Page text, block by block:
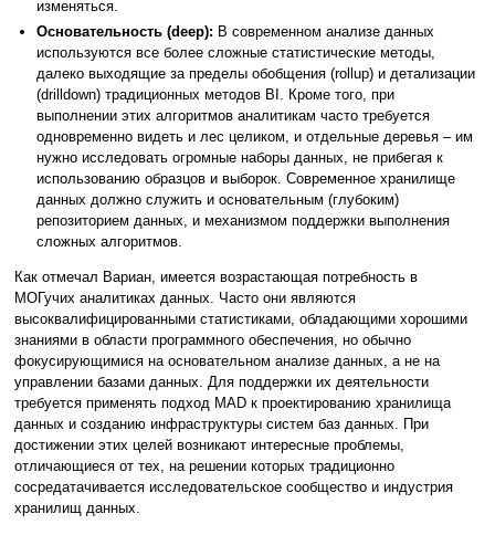
изменяться.
Основательность (deep): В современном анализе данных
используются все более сложные статистические методы,
далеко выходящие за пределы обобщения (rollup) и детализации
(drilldown) традиционных методов BI. Кроме того, при
выполнении этих алгоритмов аналитикам часто требуется
одновременно видеть и лес целиком, и отдельные деревья – им
нужно исследовать огромные наборы данных, не прибегая к
использованию образцов и выборок. Современное хранилище
данных должно служить и основательным (глубоким)
репозиторием данных, и механизмом поддержки выполнения
сложных алгоритмов.
Как отмечал Вариан, имеется возрастающая потребность в
МОГучих аналитиках данных. Часто они являются
высоквалифицированными статистиками, обладающими хорошими
знаниями в области программного обеспечения, но обычно
фокусирующимися на основательном анализе данных, а не на
управлении базами данных. Для поддержки их деятельности
требуется применять подход MAD к проектированию хранилища
данных и созданию инфраструктуры систем баз данных. При
достижении этих целей возникают интересные проблемы,
отличающиеся от тех, на решении которых традиционно
сосредатачивается исследовательское сообщество и индустрия
хранилищ данных.